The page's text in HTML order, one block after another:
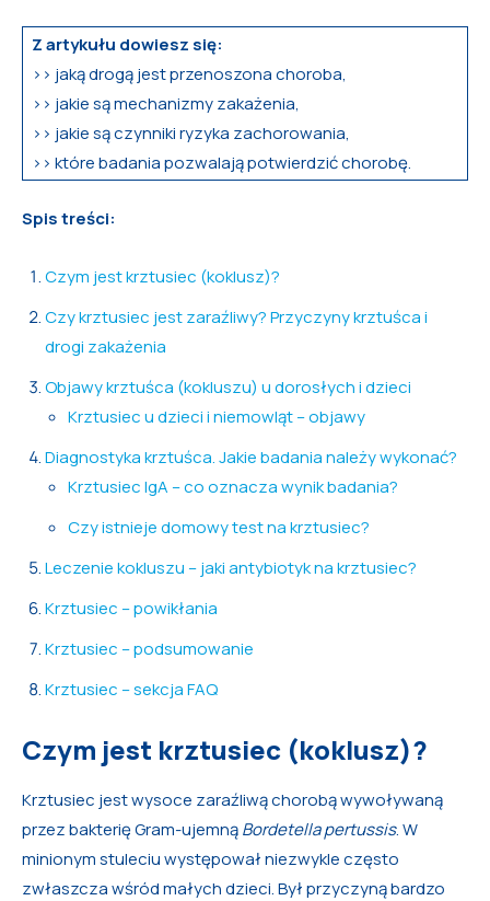
Z artykułu dowiesz się:
>> jaką drogą jest przenoszona choroba,
>> jakie są mechanizmy zakażenia,
>> jakie są czynniki ryzyka zachorowania,
>> które badania pozwalają potwierdzić chorobę.
Spis treści:
Czym jest krztusiec (koklusz)?
Czy krztusiec jest zaraźliwy? Przyczyny krztuśca i
drogi zakażenia
Objawy krztuśca (kokluszu) u dorosłych i dzieci
Krztusiec u dzieci i niemowląt – objawy
Diagnostyka krztuśca. Jakie badania należy wykonać?
Krztusiec IgA – co oznacza wynik badania?
Czy istnieje domowy test na krztusiec?
Leczenie kokluszu – jaki antybiotyk na krztusiec?
Krztusiec – powikłania
Krztusiec – podsumowanie
Krztusiec – sekcja FAQ
Czym jest krztusiec (koklusz)?
Krztusiec jest wysoce zaraźliwą chorobą wywoływaną
przez bakterię Gram-ujemnąBordetella pertussis. W
minionym stuleciu występował niezwykle często
zwłaszcza wśród małych dzieci. Był przyczyną bardzo